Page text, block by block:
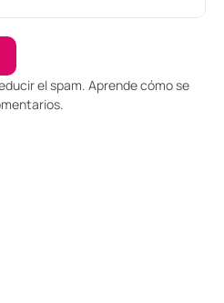
el spam. Aprende cómo se
.